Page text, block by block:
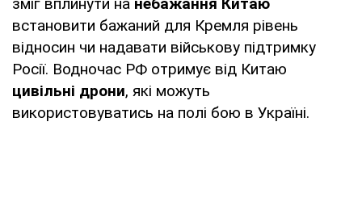
встановити бажаний для Кремля рівень
відносин чи надавати військову підтримку
Росії. Водночас РФ отримує від Китаю
цивільні дрони, які можуть
використовуватись на полі бою в Україні.